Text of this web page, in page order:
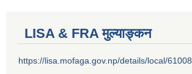
LISA & FRA मुल्याङ्कन
https://lisa.mofaga.gov.np/details/local/61008